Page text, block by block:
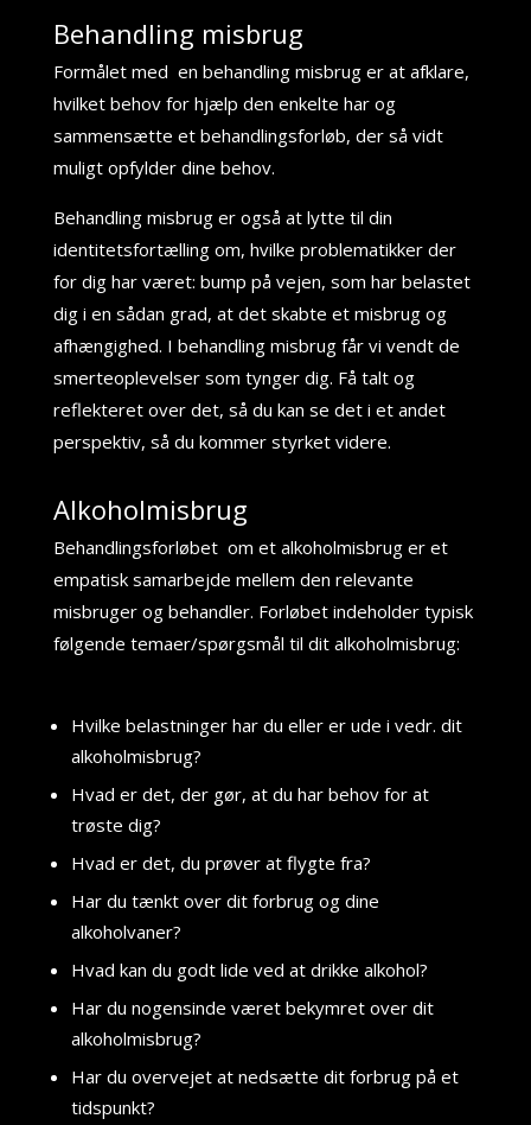
Behandling misbrug
Formålet med en behandling misbrug er at afklare,
hvilket behov for hjælp den enkelte har og
sammensætte et behandlingsforløb, der så vidt
muligt opfylder dine behov.
Behandling misbrug er også at lytte til din
identitetsfortælling om, hvilke problematikker der
for dig har været: bump på vejen, som har belastet
dig i en sådan grad, at det skabte et misbrug og
afhængighed. I behandling misbrug får vi vendt de
smerteoplevelser som tynger dig. Få talt og
reflekteret over det, så du kan se det i et andet
perspektiv, så du kommer styrket videre.
Alkoholmisbrug
Behandlingsforløbet om et alkoholmisbrug er et
empatisk samarbejde mellem den relevante
misbruger og behandler. Forløbet indeholder typisk
følgende temaer/spørgsmål til dit alkoholmisbrug:
Hvilke belastninger har du eller er ude i vedr. dit
alkoholmisbrug?
Hvad er det, der gør, at du har behov for at
trøste dig?
Hvad er det, du prøver at flygte fra?
Har du tænkt over dit forbrug og dine
alkoholvaner?
Hvad kan du godt lide ved at drikke alkohol?
Har du nogensinde været bekymret over dit
alkoholmisbrug?
Har du overvejet at nedsætte dit forbrug på et
tidspunkt?